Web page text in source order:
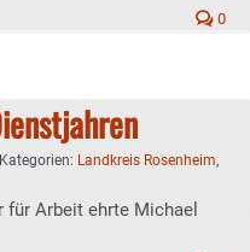
0
Kategorien: Landkreis Rosenheim,
Arbeit ehrte Michael